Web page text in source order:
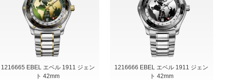
1216665 EBEL エベル 1911 ジェン
ト 42mm
1216666 EBEL エベル 1911 ジェン
ト 42mm